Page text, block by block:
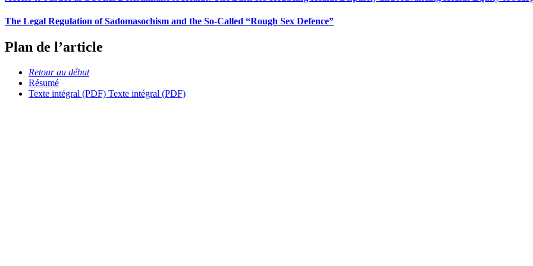
The Legal Regulation of Sadomasochism and the So-Called “Rough Sex Defence”
Plan de l’article
Retour au début
Résumé
Texte intégral (PDF) Texte intégral (PDF)